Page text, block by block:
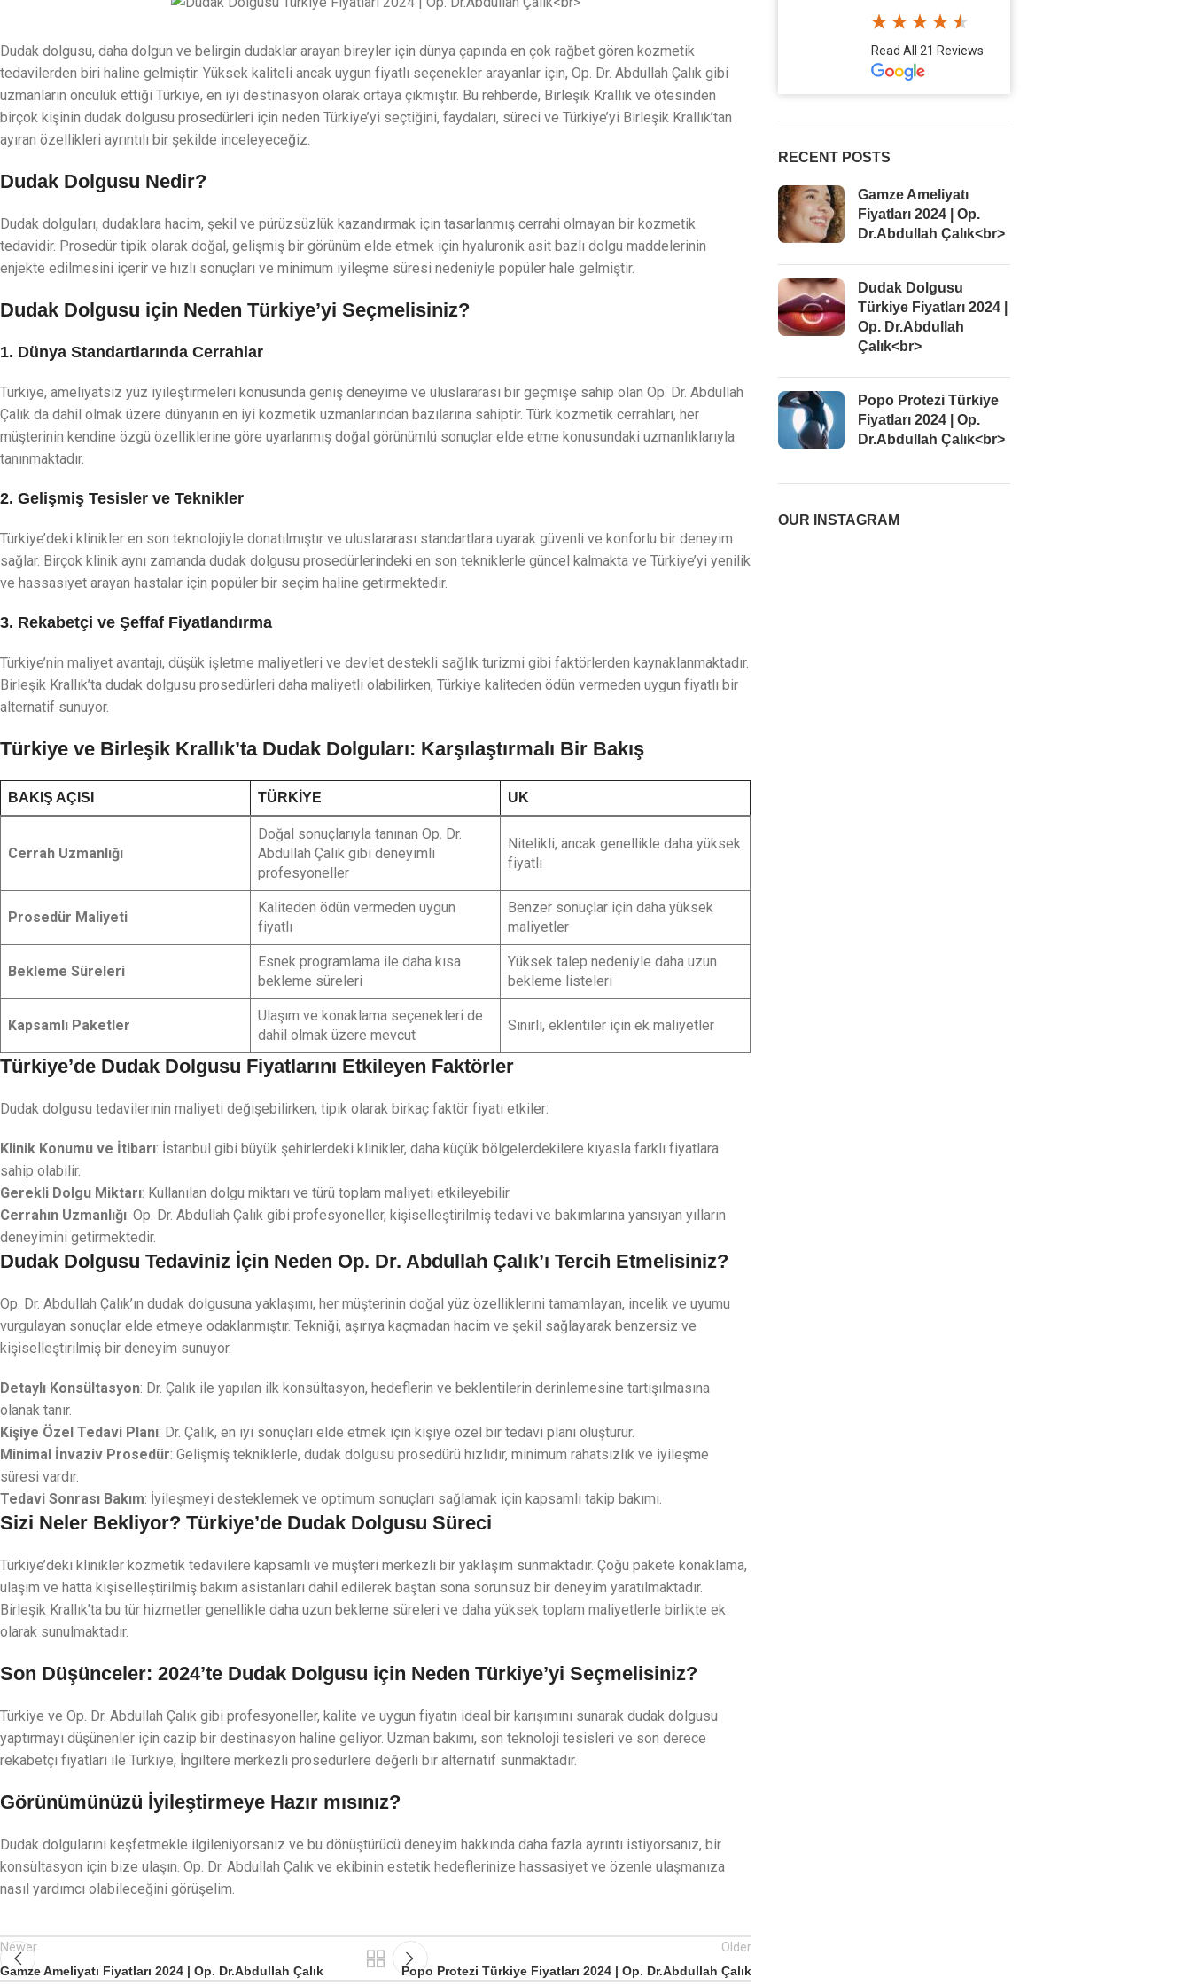
Dudak dolgusu, daha dolgun ve belirgin dudaklar arayan bireyler için dünya çapında en çok rağbet gören kozmetik
tedavilerden biri haline gelmiştir. Yüksek kaliteli ancak uygun fiyatlı seçenekler arayanlar için, Op. Dr. Abdullah Çalık gibi
uzmanların öncülük ettiği Türkiye, en iyi destinasyon olarak ortaya çıkmıştır. Bu rehberde, Birleşik Krallık ve ötesinden
birçok kişinin dudak dolgusu prosedürleri için neden Türkiye’yi seçtiğini, faydaları, süreci ve Türkiye’yi Birleşik Krallık’tan
ayıran özellikleri ayrıntılı bir şekilde inceleyeceğiz.
Dudak Dolgusu Nedir?
Dudak dolguları, dudaklara hacim, şekil ve pürüzsüzlük kazandırmak için tasarlanmış cerrahi olmayan bir kozmetik
tedavidir. Prosedür tipik olarak doğal, gelişmiş bir görünüm elde etmek için hyaluronik asit bazlı dolgu maddelerinin
enjekte edilmesini içerir ve hızlı sonuçları ve minimum iyileşme süresi nedeniyle popüler hale gelmiştir.
Dudak Dolgusu için Neden Türkiye’yi Seçmelisiniz?
1. Dünya Standartlarında Cerrahlar
Türkiye, ameliyatsız yüz iyileştirmeleri konusunda geniş deneyime ve uluslararası bir geçmişe sahip olan Op. Dr. Abdullah
Çalık da dahil olmak üzere dünyanın en iyi kozmetik uzmanlarından bazılarına sahiptir. Türk kozmetik cerrahları, her
müşterinin kendine özgü özelliklerine göre uyarlanmış doğal görünümlü sonuçlar elde etme konusundaki uzmanlıklarıyla
tanınmaktadır.
2. Gelişmiş Tesisler ve Teknikler
Türkiye’deki klinikler en son teknolojiyle donatılmıştır ve uluslararası standartlara uyarak güvenli ve konforlu bir deneyim
sağlar. Birçok klinik aynı zamanda dudak dolgusu prosedürlerindeki en son tekniklerle güncel kalmakta ve Türkiye’yi yenilik
ve hassasiyet arayan hastalar için popüler bir seçim haline getirmektedir.
3. Rekabetçi ve Şeffaf Fiyatlandırma
Türkiye’nin maliyet avantajı, düşük işletme maliyetleri ve devlet destekli sağlık turizmi gibi faktörlerden kaynaklanmaktadır.
Birleşik Krallık’ta dudak dolgusu prosedürleri daha maliyetli olabilirken, Türkiye kaliteden ödün vermeden uygun fiyatlı bir
alternatif sunuyor.
Türkiye ve Birleşik Krallık’ta Dudak Dolguları: Karşılaştırmalı Bir Bakış
BAKIŞ AÇISI TÜRKIYE UK
Cerrah Uzmanlığı
Doğal sonuçlarıyla tanınan Op. Dr.
Abdullah Çalık gibi deneyimli
profesyoneller
Nitelikli, ancak genellikle daha yüksek
fiyatlı
Prosedür Maliyeti
Kaliteden ödün vermeden uygun
fiyatlı
Benzer sonuçlar için daha yüksek
maliyetler
Bekleme Süreleri
Esnek programlama ile daha kısa
bekleme süreleri
Yüksek talep nedeniyle daha uzun
bekleme listeleri
Kapsamlı Paketler
Ulaşım ve konaklama seçenekleri de
dahil olmak üzere mevcut
Sınırlı, eklentiler için ek maliyetler
Türkiye’de Dudak Dolgusu Fiyatlarını Etkileyen Faktörler
Dudak dolgusu tedavilerinin maliyeti değişebilirken, tipik olarak birkaç faktör fiyatı etkiler:
Klinik Konumu ve İtibarı: İstanbul gibi büyük şehirlerdeki klinikler, daha küçük bölgelerdekilere kıyasla farklı fiyatlara
sahip olabilir.
Gerekli Dolgu Miktarı: Kullanılan dolgu miktarı ve türü toplam maliyeti etkileyebilir.
Cerrahın Uzmanlığı: Op. Dr. Abdullah Çalık gibi profesyoneller, kişiselleştirilmiş tedavi ve bakımlarına yansıyan yılların
deneyimini getirmektedir.
Dudak Dolgusu Tedaviniz İçin Neden Op. Dr. Abdullah Çalık’ı Tercih Etmelisiniz?
Op. Dr. Abdullah Çalık’ın dudak dolgusuna yaklaşımı, her müşterinin doğal yüz özelliklerini tamamlayan, incelik ve uyumu
vurgulayan sonuçlar elde etmeye odaklanmıştır. Tekniği, aşırıya kaçmadan hacim ve şekil sağlayarak benzersiz ve
kişiselleştirilmiş bir deneyim sunuyor.
Detaylı Konsültasyon: Dr. Çalık ile yapılan ilk konsültasyon, hedeflerin ve beklentilerin derinlemesine tartışılmasına
olanak tanır.
Kişiye Özel Tedavi Planı: Dr. Çalık, en iyi sonuçları elde etmek için kişiye özel bir tedavi planı oluşturur.
Minimal İnvaziv Prosedür: Gelişmiş tekniklerle, dudak dolgusu prosedürü hızlıdır, minimum rahatsızlık ve iyileşme
süresi vardır.
Tedavi Sonrası Bakım: İyileşmeyi desteklemek ve optimum sonuçları sağlamak için kapsamlı takip bakımı.
Sizi Neler Bekliyor? Türkiye’de Dudak Dolgusu Süreci
Türkiye’deki klinikler kozmetik tedavilere kapsamlı ve müşteri merkezli bir yaklaşım sunmaktadır. Çoğu pakete konaklama,
ulaşım ve hatta kişiselleştirilmiş bakım asistanları dahil edilerek baştan sona sorunsuz bir deneyim yaratılmaktadır.
Birleşik Krallık’ta bu tür hizmetler genellikle daha uzun bekleme süreleri ve daha yüksek toplam maliyetlerle birlikte ek
olarak sunulmaktadır.
Son Düşünceler: 2024’te Dudak Dolgusu için Neden Türkiye’yi Seçmelisiniz?
Türkiye ve Op. Dr. Abdullah Çalık gibi profesyoneller, kalite ve uygun fiyatın ideal bir karışımını sunarak dudak dolgusu
yaptırmayı düşünenler için cazip bir destinasyon haline geliyor. Uzman bakımı, son teknoloji tesisleri ve son derece
rekabetçi fiyatları ile Türkiye, İngiltere merkezli prosedürlere değerli bir alternatif sunmaktadır.
Görünümünüzü İyileştirmeye Hazır mısınız?
Dudak dolgularını keşfetmekle ilgileniyorsanız ve bu dönüştürücü deneyim hakkında daha fazla ayrıntı istiyorsanız, bir
konsültasyon için bize ulaşın. Op. Dr. Abdullah Çalık ve ekibinin estetik hedeflerinize hassasiyet ve özenle ulaşmanıza
nasıl yardımcı olabileceğini görüşelim.
Newer
Gamze Ameliyatı Fiyatları 2024 | Op. Dr.Abdullah Çalık
Older
Popo Protezi Türkiye Fiyatları 2024 | Op. Dr.Abdullah Çalık
Read All 21 Reviews
RECENT POSTS
Gamze Ameliyatı
Fiyatları 2024 | Op.
Dr.Abdullah Çalık<br>
Dudak Dolgusu
Türkiye Fiyatları 2024 |
Op. Dr.Abdullah
Çalık<br>
Popo Protezi Türkiye
Fiyatları 2024 | Op.
Dr.Abdullah Çalık<br>
OUR INSTAGRAM